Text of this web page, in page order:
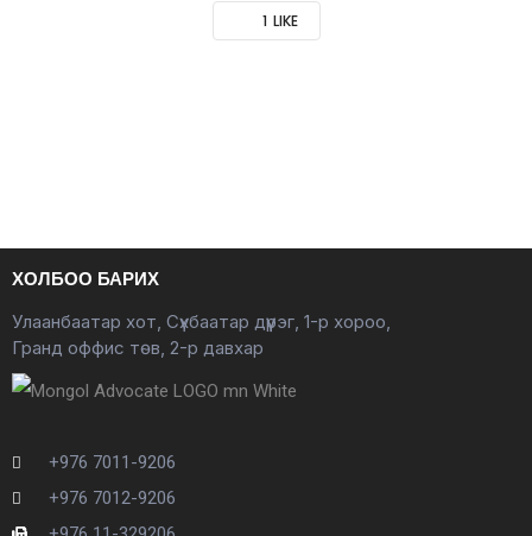
1 LIKE
ХОЛБОО БАРИХ
Улаанбаатар хот, Сүхбаатар дүүрэг, 1-р хороо,
Гранд оффис төв, 2-р давхар
+976 7011-9206
+976 7012-9206